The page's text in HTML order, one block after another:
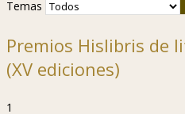
Temas
Premios Hislibris de
(XV ediciones)
1